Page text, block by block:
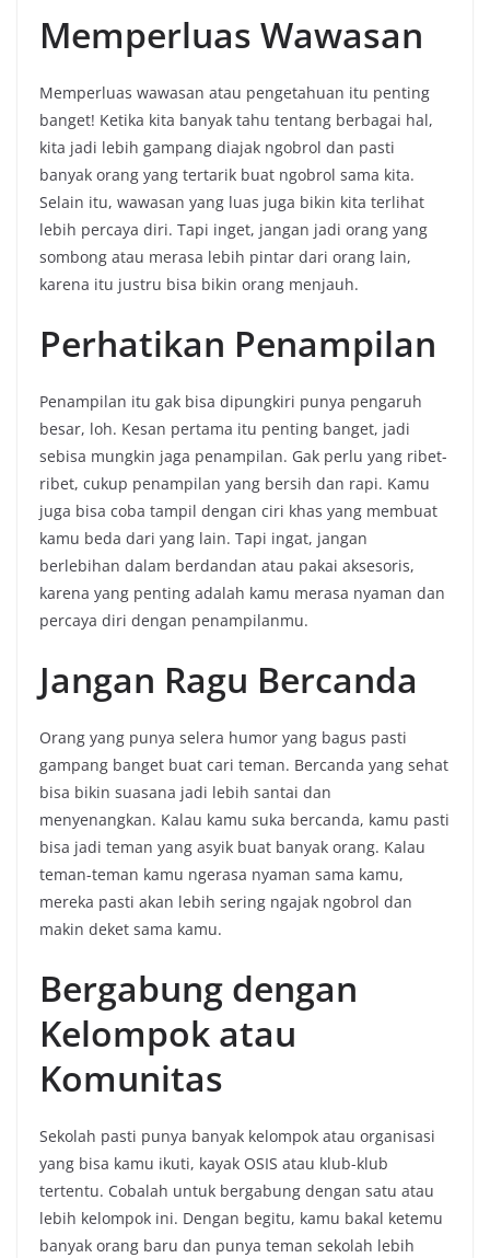
Memperluas Wawasan
Memperluas wawasan atau pengetahuan itu penting
banget! Ketika kita banyak tahu tentang berbagai hal,
kita jadi lebih gampang diajak ngobrol dan pasti
banyak orang yang tertarik buat ngobrol sama kita.
Selain itu, wawasan yang luas juga bikin kita terlihat
lebih percaya diri. Tapi inget, jangan jadi orang yang
sombong atau merasa lebih pintar dari orang lain,
karena itu justru bisa bikin orang menjauh.
Perhatikan Penampilan
Penampilan itu gak bisa dipungkiri punya pengaruh
besar, loh. Kesan pertama itu penting banget, jadi
sebisa mungkin jaga penampilan. Gak perlu yang ribet-
ribet, cukup penampilan yang bersih dan rapi. Kamu
juga bisa coba tampil dengan ciri khas yang membuat
kamu beda dari yang lain. Tapi ingat, jangan
berlebihan dalam berdandan atau pakai aksesoris,
karena yang penting adalah kamu merasa nyaman dan
percaya diri dengan penampilanmu.
Jangan Ragu Bercanda
Orang yang punya selera humor yang bagus pasti
gampang banget buat cari teman. Bercanda yang sehat
bisa bikin suasana jadi lebih santai dan
menyenangkan. Kalau kamu suka bercanda, kamu pasti
bisa jadi teman yang asyik buat banyak orang. Kalau
teman-teman kamu ngerasa nyaman sama kamu,
mereka pasti akan lebih sering ngajak ngobrol dan
makin deket sama kamu.
Bergabung dengan
Kelompok atau
Komunitas
Sekolah pasti punya banyak kelompok atau organisasi
yang bisa kamu ikuti, kayak OSIS atau klub-klub
tertentu. Cobalah untuk bergabung dengan satu atau
lebih kelompok ini. Dengan begitu, kamu bakal ketemu
banyak orang baru dan punya teman sekolah lebih